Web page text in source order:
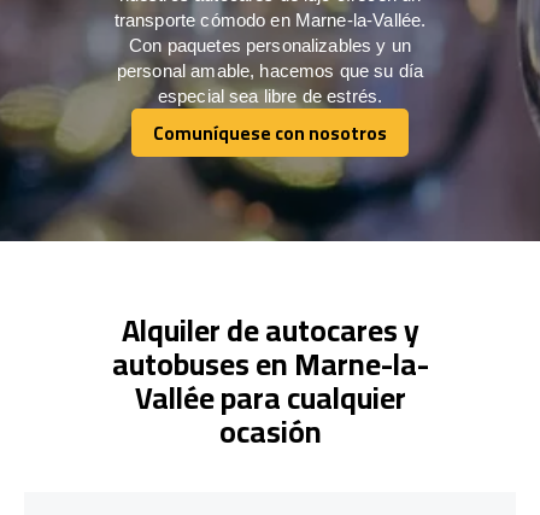
transporte cómodo en Marne-la-Vallée.
Con paquetes personalizables y un
personal amable, hacemos que su día
especial sea libre de estrés.
Comuníquese con nosotros
Comuníquese con nosotros
Alquiler de autocares y
autobuses en Marne-la-
Vallée para cualquier
ocasión